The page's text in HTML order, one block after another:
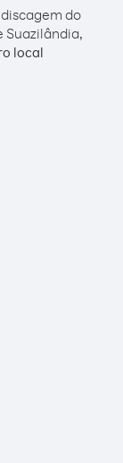
do
Suazilândia,
local